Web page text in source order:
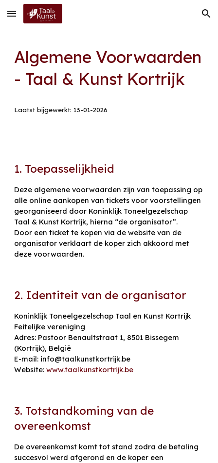
Skip to main content Skip to navigation
Algemene Voorwaarden
- Taal & Kunst Kortrijk
Laatst bijgewerkt: 13-01-2026
1. Toepasselijkheid
Deze algemene voorwaarden zijn van toepassing op
alle online aankopen van tickets voor voorstellingen
georganiseerd door Koninklijk Toneelgezelschap
Taal & Kunst Kortrijk, hierna “de organisator”.
Door een ticket te kopen via de website van de
organisator verklaart de koper zich akkoord met
deze voorwaarden.
2. Identiteit van de organisator
Koninklijk Toneelgezelschap Taal en Kunst Kortrijk
Feitelijke vereniging
Adres: Pastoor Benaultstraat 1, 8501 Bissegem
(Kortrijk), België
E-mail: info@taalkunstkortrijk.be
Website: www.taalkunstkortrijk.be
3. Totstandkoming van de
overeenkomst
De overeenkomst komt tot stand zodra de betaling
succesvol werd afgerond en de koper een